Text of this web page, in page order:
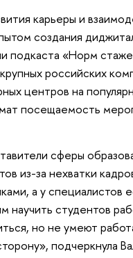
карьеры и
создания
подкаста «Норм
российских
центров на
посещаемость
сферы
из-за нехватки
а у специалистов
научить студентов
но не умеют
подчеркнула